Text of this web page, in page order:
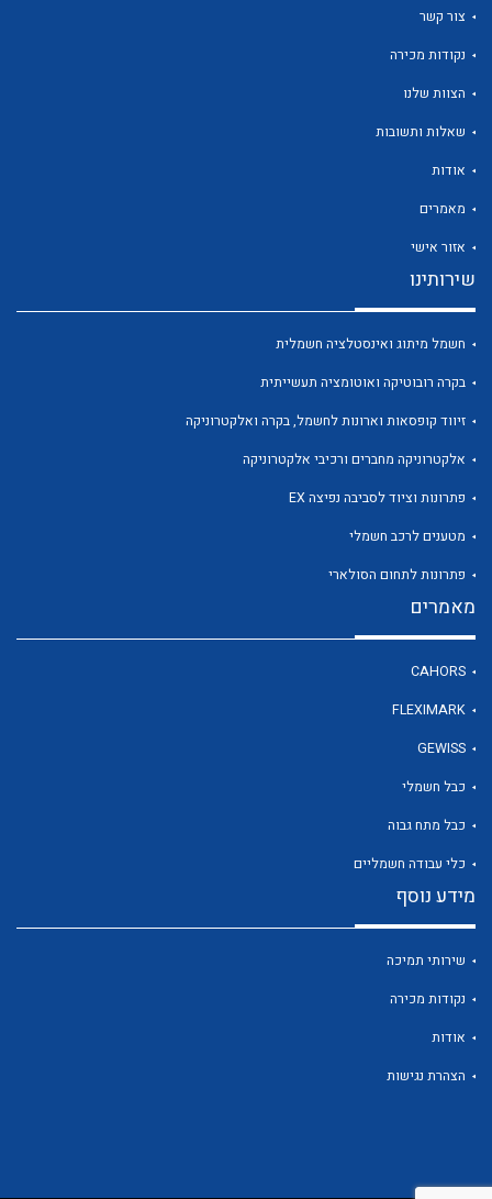
לכל מוצרי היצרן
לכל מוצרי היצרן
לכל מוצרי היצרן
לכל מוצרי היצרן
צור קשר
נקודות מכירה
הצוות שלנו
שאלות ותשובות
אודות
מאמרים
אזור אישי
שירותינו
חשמל מיתוג ואינסטלציה חשמלית
בקרה רובוטיקה ואוטומציה תעשייתית
זיווד קופסאות וארונות לחשמל, בקרה ואלקטרוניקה
אלקטרוניקה מחברים ורכיבי אלקטרוניקה
פתרונות וציוד לסביבה נפיצה EX
מטענים לרכב חשמלי
פתרונות לתחום הסולארי
מאמרים
CAHORS
FLEXIMARK
GEWISS
כבל חשמלי
כבל מתח גבוה
כלי עבודה חשמליים
מידע נוסף
שירותי תמיכה
נקודות מכירה
אודות
הצהרת נגישות